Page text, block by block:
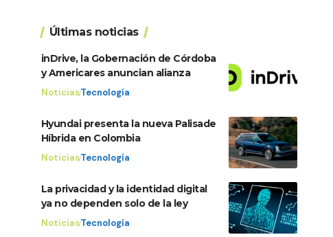
Últimas noticias
inDrive, la Gobernación de Córdoba
y Americares anuncian alianza
NoticiasTecnología
Hyundai presenta la nueva Palisade
Híbrida en Colombia
NoticiasTecnología
La privacidad y la identidad digital
ya no dependen solo de la ley
NoticiasTecnología